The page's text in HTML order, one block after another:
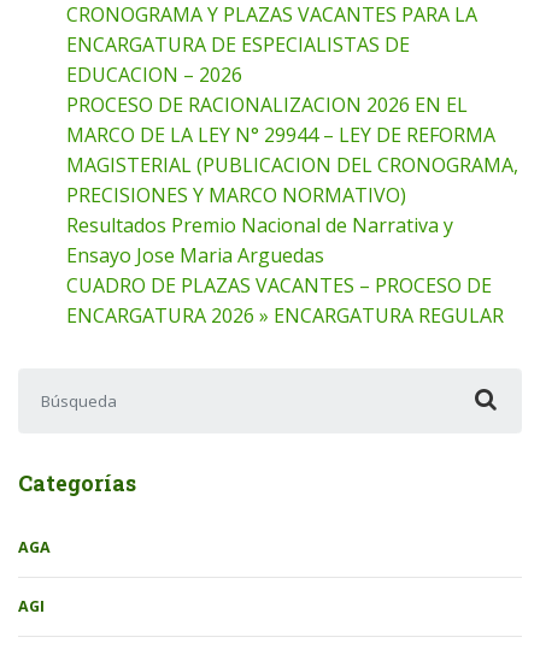
CRONOGRAMA Y PLAZAS VACANTES PARA LA
ENCARGATURA DE ESPECIALISTAS DE
EDUCACION – 2026
PROCESO DE RACIONALIZACION 2026 EN EL
MARCO DE LA LEY N° 29944 – LEY DE REFORMA
MAGISTERIAL (PUBLICACION DEL CRONOGRAMA,
PRECISIONES Y MARCO NORMATIVO)
Resultados Premio Nacional de Narrativa y
Ensayo Jose Maria Arguedas
CUADRO DE PLAZAS VACANTES – PROCESO DE
ENCARGATURA 2026 » ENCARGATURA REGULAR
Categorías
AGA
AGI